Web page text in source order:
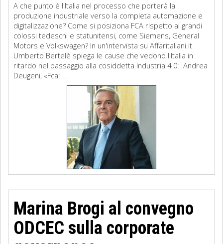
A che punto è l'Italia nel processo che porterà la
produzione industriale verso la completa automazione e
digitalizzazione? Come si posiziona FCA rispetto ai grandi
colossi tedeschi e statunitensi, come Siemens, General
Motors e Volkswagen? In un'intervista su Affaritaliani.it
Umberto Bertelè spiega le cause che vedono l'Italia in
ritardo nel passaggio alla cosiddetta Industria 4.0: Andrea
Deugeni, «Fca: ...
Marina Brogi al convegno
ODCEC sulla corporate